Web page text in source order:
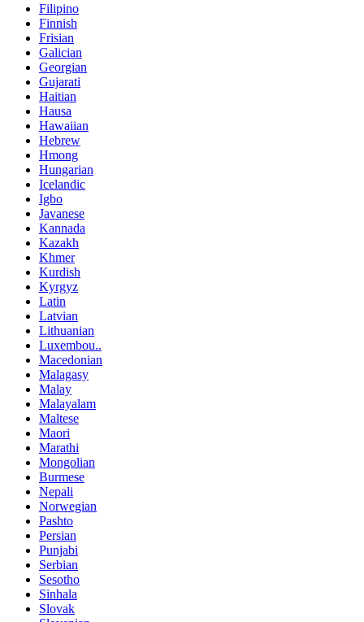
Filipino
Finnish
Frisian
Galician
Georgian
Gujarati
Haitian
Hausa
Hawaiian
Hebrew
Hmong
Hungarian
Icelandic
Igbo
Javanese
Kannada
Kazakh
Khmer
Kurdish
Kyrgyz
Latin
Latvian
Lithuanian
Luxembou..
Macedonian
Malagasy
Malay
Malayalam
Maltese
Maori
Marathi
Mongolian
Burmese
Nepali
Norwegian
Pashto
Persian
Punjabi
Serbian
Sesotho
Sinhala
Slovak